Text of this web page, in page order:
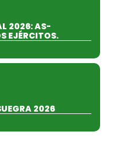
2026: AS-
EJÉRCITOS.
2026